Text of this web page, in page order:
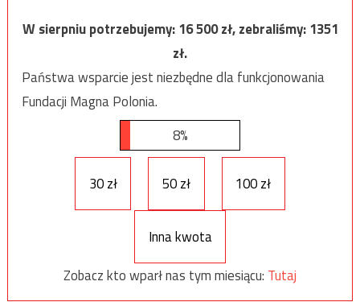
W sierpniu potrzebujemy:16 500zł, zebraliśmy:1351
zł.
Państwa wsparcie jest niezbędne dla funkcjonowania
Fundacji Magna Polonia.
8%
30 zł 50 zł 100 zł
Inna kwota
Zobacz kto wparł nas tym miesiącu: Tutaj